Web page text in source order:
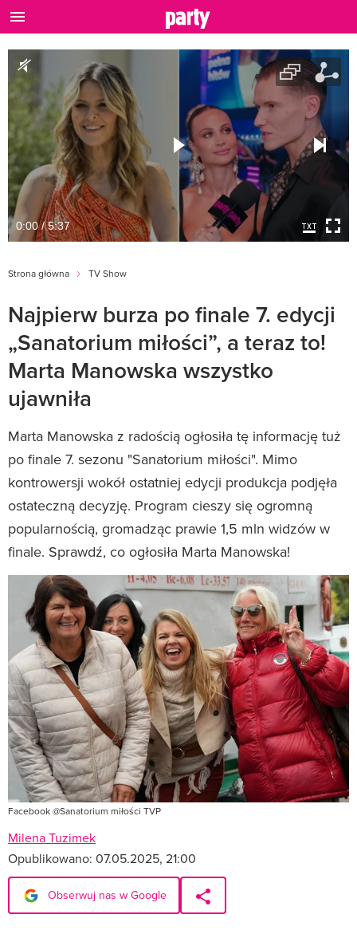
0:00 / 5:37
Strona główna TV Show
Najpierw burza po finale 7. edycji
„Sanatorium miłości”, a teraz to!
Marta Manowska wszystko
ujawniła
Marta Manowska z radością ogłosiła tę informację tuż
po finale 7. sezonu "Sanatorium miłości". Mimo
kontrowersji wokół ostatniej edycji produkcja podjęła
ostateczną decyzję. Program cieszy się ogromną
popularnością, gromadząc prawie 1,5 mln widzów w
finale. Sprawdź, co ogłosiła Marta Manowska!
Facebook @Sanatorium miłości TVP
Milena Tuzimek
Opublikowano: 07.05.2025, 21:00
Obserwuj nas w Google